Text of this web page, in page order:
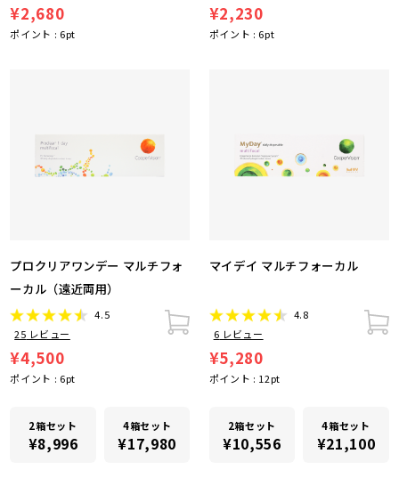
¥2,680
ポイント : 6pt
¥2,230
ポイント : 6pt
プロクリアワンデー マルチフォ
ーカル（遠近両用）
4.5
25 レビュー
¥4,500
ポイント : 6pt
2箱セット
¥8,996
4箱セット
¥17,980
マイデイ マルチフォーカル
4.8
6 レビュー
¥5,280
ポイント : 12pt
2箱セット
¥10,556
4箱セット
¥21,100